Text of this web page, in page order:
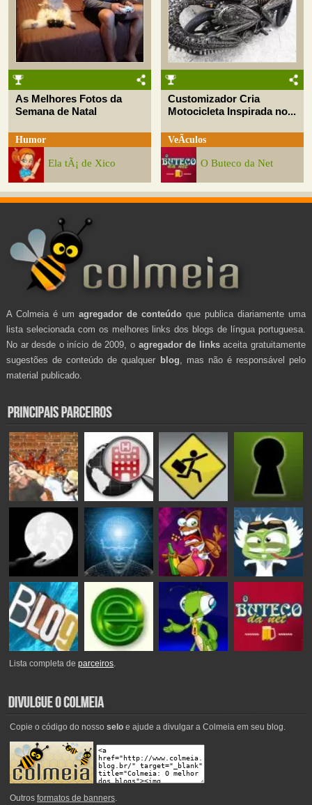
As Melhores Fotos da
Semana de Natal
Humor
Ela tÃ¡ de Xico
Customizador Cria
Motocicleta Inspirada no...
VeÃ­culos
O Buteco da Net
A Colmeia é um agregador de conteúdo que publica diariamente uma
lista selecionada com os melhores links dos blogs de língua portuguesa.
No ar desde o início de 2009, o agregador de linksaceita gratuitamente
sugestões de conteúdo de qualquer blog , mas não é responsável pelo
material publicado.
Lista completa deparceiros.
Copie o código do nosso seloe ajude a divulgar a Colmeia em seu blog.
Outros formatos de banners.